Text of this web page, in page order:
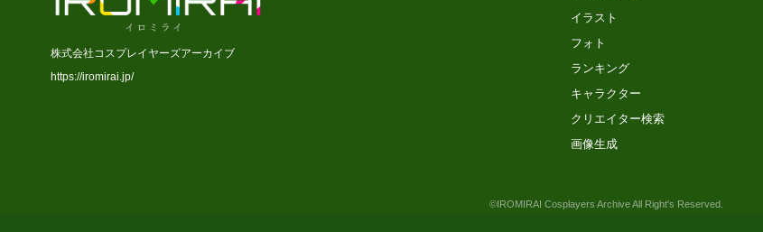
株式会社コスプレイヤーズアーカイブ
https://iromirai.jp/
イラスト
フォト
ランキング
キャラクター
クリエイター検索
画像生成
©IROMIRAI Cosplayers Archive All Right's Reserved.